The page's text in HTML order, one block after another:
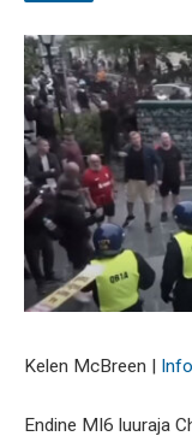
Kelen McBreen |
Endine MI6 luuraja